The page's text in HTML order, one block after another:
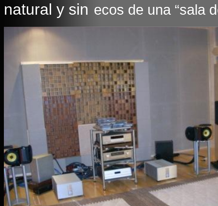
natural y sin ecos de una “sala